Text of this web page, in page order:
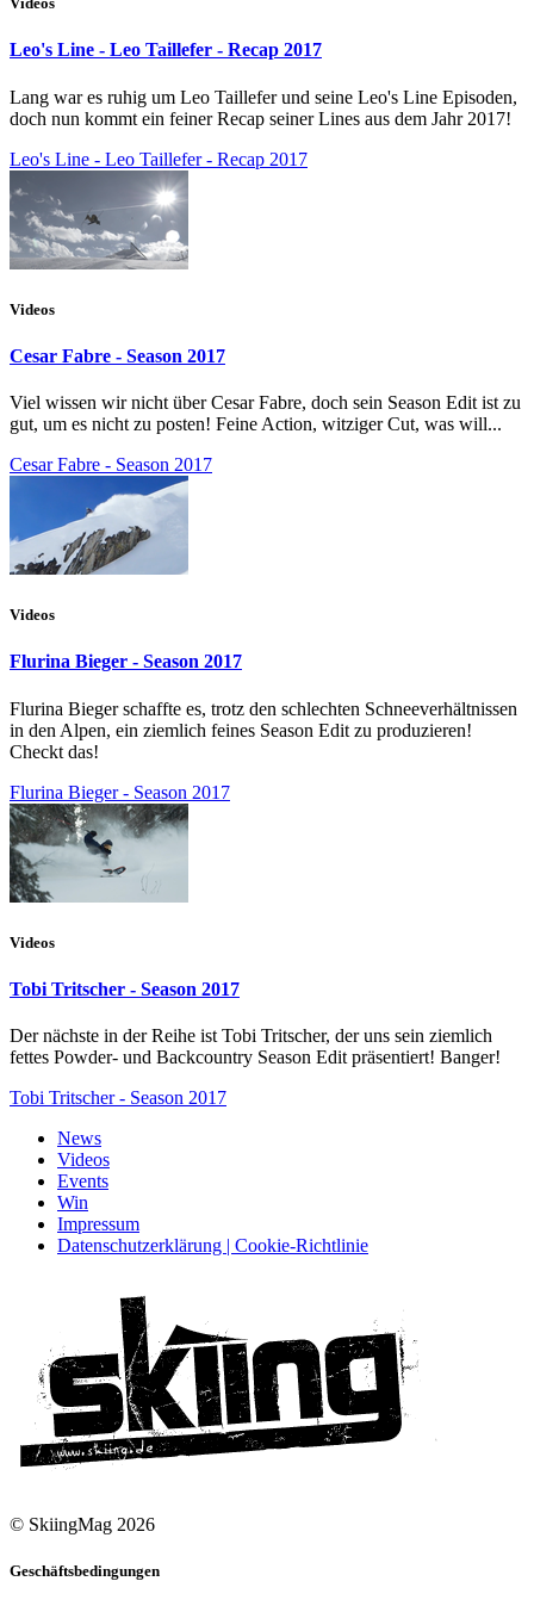
Leo's Line - Leo Taillefer - Recap 2017
Lang war es ruhig um Leo Taillefer und seine Leo's Line Episoden,
doch nun kommt ein feiner Recap seiner Lines aus dem Jahr 2017!
Leo's Line - Leo Taillefer - Recap 2017
Videos
Cesar Fabre - Season 2017
Viel wissen wir nicht über Cesar Fabre, doch sein Season Edit ist zu
gut, um es nicht zu posten! Feine Action, witziger Cut, was will...
Cesar Fabre - Season 2017
Videos
Flurina Bieger - Season 2017
Flurina Bieger schaffte es, trotz den schlechten Schneeverhältnissen
in den Alpen, ein ziemlich feines Season Edit zu produzieren!
Checkt das!
Flurina Bieger - Season 2017
Videos
Tobi Tritscher - Season 2017
Der nächste in der Reihe ist Tobi Tritscher, der uns sein ziemlich
fettes Powder- und Backcountry Season Edit präsentiert! Banger!
Tobi Tritscher - Season 2017
News
Videos
Events
Win
Impressum
Datenschutzerklärung | Cookie-Richtlinie
© SkiingMag 2026
Geschäftsbedingungen